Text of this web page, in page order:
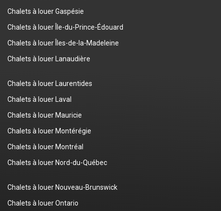
Chalets à louer Gaspésie
Chalets à louer Île-du-Prince-Édouard
Chalets à louer Îles-de-la-Madeleine
Chalets à louer Lanaudière
Chalets à louer Laurentides
Chalets à louer Laval
Chalets à louer Mauricie
Chalets à louer Montérégie
Chalets à louer Montréal
Chalets à louer Nord-du-Québec
Chalets à louer Nouveau-Brunswick
Chalets à louer Ontario